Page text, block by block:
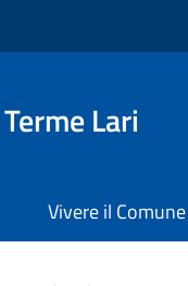
Lari
Vivere il Comune